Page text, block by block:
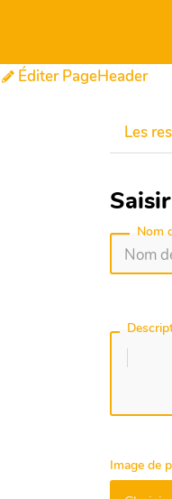
Éditer PageHeader
Les
Nom
Image de